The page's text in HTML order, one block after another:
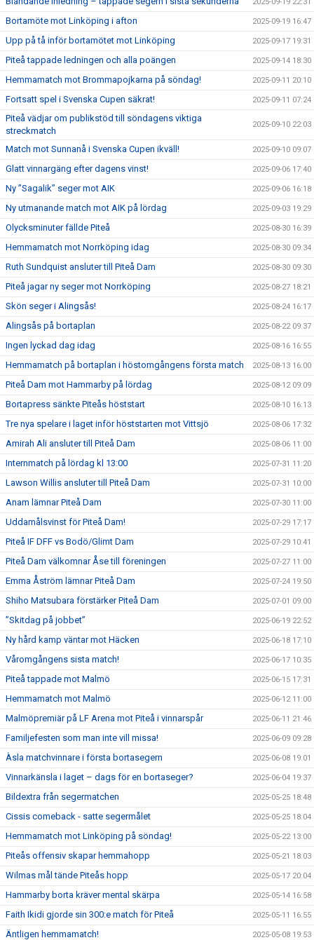
Bortamöte mot Linköping i afton 2025-09-19 16:47
Upp på tå inför bortamötet mot Linköping 2025-09-17 19:31
Piteå tappade ledningen och alla poängen 2025-09-14 18:30
Hemmamatch mot Brommapojkarna på söndag! 2025-09-11 20:10
Fortsatt spel i Svenska Cupen säkrat! 2025-09-11 07:24
Piteå vädjar om publikstöd till söndagens viktiga
streckmatch
2025-09-10 22:03
Match mot Sunnanå i Svenska Cupen ikväll! 2025-09-10 09:07
Glatt vinnargäng efter dagens vinst! 2025-09-06 17:40
Ny ”Sagalik” seger mot AIK 2025-09-06 16:18
Ny utmanande match mot AIK på lördag 2025-09-03 19:29
Olycksminuter fällde Piteå 2025-08-30 16:39
Hemmamatch mot Norrköping idag 2025-08-30 09:34
Ruth Sundquist ansluter till Piteå Dam 2025-08-30 09:30
Piteå jagar ny seger mot Norrköping 2025-08-27 18:21
Skön seger i Alingsås! 2025-08-24 16:17
Alingsås på bortaplan 2025-08-22 09:37
Ingen lyckad dag idag 2025-08-16 16:55
Hemmamatch på bortaplan i höstomgångens första match 2025-08-13 16:00
Piteå Dam mot Hammarby på lördag 2025-08-12 09:09
Bortapress sänkte Piteås höststart 2025-08-10 16:13
Tre nya spelare i laget inför höststarten mot Vittsjö 2025-08-06 17:32
Amirah Ali ansluter till Piteå Dam 2025-08-06 11:00
Internmatch på lördag kl 13:00 2025-07-31 11:20
Lawson Willis ansluter till Piteå Dam 2025-07-31 10:00
Anam lämnar Piteå Dam 2025-07-30 11:00
Uddamålsvinst för Piteå Dam! 2025-07-29 17:17
Piteå IF DFF vs Bodö/Glimt Dam 2025-07-29 10:41
Piteå Dam välkomnar Åse till föreningen 2025-07-27 11:00
Emma Åström lämnar Piteå Dam 2025-07-24 19:50
Shiho Matsubara förstärker Piteå Dam 2025-07-01 09:00
”Skitdag på jobbet” 2025-06-19 22:52
Ny hård kamp väntar mot Häcken 2025-06-18 17:10
Våromgångens sista match! 2025-06-17 10:35
Piteå tappade mot Malmö 2025-06-15 17:31
Hemmamatch mot Malmö 2025-06-12 11:00
Malmöpremiär på LF Arena mot Piteå i vinnarspår 2025-06-11 21:46
Familjefesten som man inte vill missa! 2025-06-09 09:28
Àsla matchvinnare i första bortasegern 2025-06-08 19:01
Vinnarkänsla i laget – dags för en bortaseger? 2025-06-04 19:37
Bildextra från segermatchen 2025-05-25 18:48
Cissis comeback - satte segermålet 2025-05-25 18:04
Hemmamatch mot Linköping på söndag! 2025-05-22 13:00
Piteås offensiv skapar hemmahopp 2025-05-21 18:03
Wilmas mål tände Piteås hopp 2025-05-17 20:04
Hammarby borta kräver mental skärpa 2025-05-14 16:58
Faith Ikidi gjorde sin 300:e match för Piteå 2025-05-11 16:55
Äntligen hemmamatch! 2025-05-08 19:53